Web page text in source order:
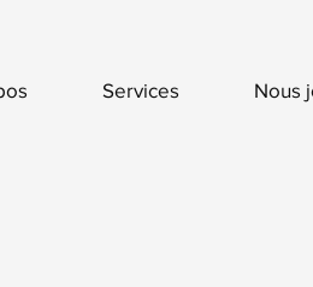
Services Nous